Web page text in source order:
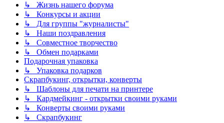
↳ Жизнь нашего форума
↳ Конкурсы и акции
↳ Для группы "журналисты"
↳ Наши поздравления
↳ Совместное творчество
↳ Обмен подарками
Подарочная упаковка
↳ Упаковка подарков
Скрапбукинг, открытки, конверты
↳ Шаблоны для печати на принтере
↳ Кардмейкинг - открытки своими руками
↳ Конверты своими руками
↳ Скрапбукинг